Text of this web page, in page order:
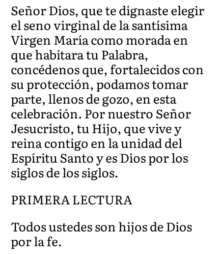
Señor Dios, que te dignaste elegir
el seno virginal de la santísima
Virgen María como morada en
que habitara tu Palabra,
concédenos que, fortalecidos con
su protección, podamos tomar
parte, llenos de gozo, en esta
celebración. Por nuestro Señor
Jesucristo, tu Hijo, que vive y
reina contigo en la unidad del
Espíritu Santo y es Dios por los
siglos de los siglos.
PRIMERA LECTURA
Todos ustedes son hijos de Dios
por la fe.